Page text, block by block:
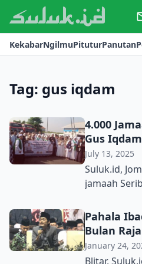
Kerjasama
Kontak
KekabarNgilmuPituturPanutan
Tag: gus iqdam
4.000
Gus Iqdam
July 13, 2025
Suluk.id,
jamaah
Aulia,
terminal
Tampak
Pahala
Bulan
January 24,
Blitar,